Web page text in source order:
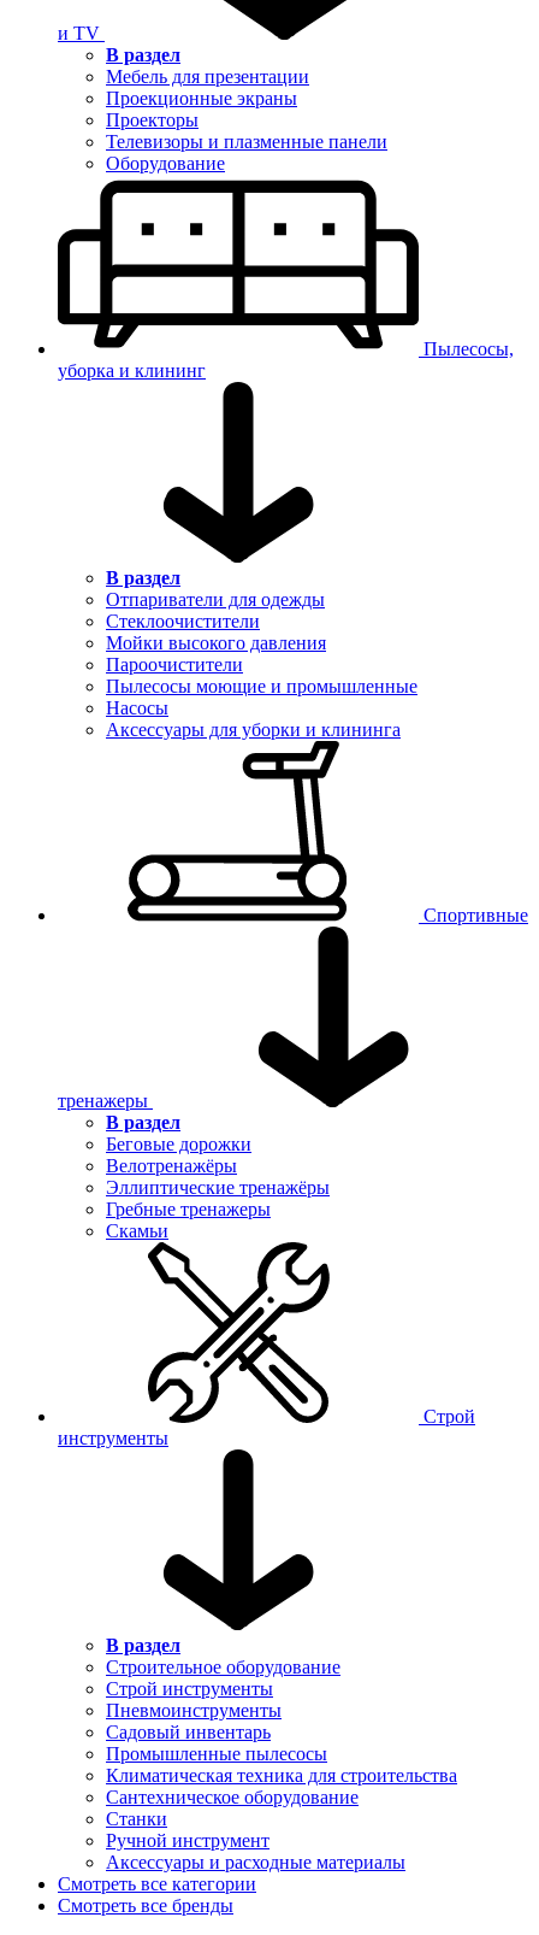
и TV
В раздел
Мебель для презентации
Проекционные экраны
Проекторы
Телевизоры и плазменные панели
Оборудование
Пылесосы,
уборка и клининг
В раздел
Отпариватели для одежды
Стеклоочистители
Мойки высокого давления
Пароочистители
Пылесосы моющие и промышленные
Насосы
Аксессуары для уборки и клининга
Спортивные
тренажеры
В раздел
Беговые дорожки
Велотренажёры
Эллиптические тренажёры
Гребные тренажеры
Скамьи
Строй
инструменты
В раздел
Строительное оборудование
Строй инструменты
Пневмоинструменты
Садовый инвентарь
Промышленные пылесосы
Климатическая техника для строительства
Сантехническое оборудование
Станки
Ручной инструмент
Аксессуары и расходные материалы
Смотреть все категории
Смотреть все бренды